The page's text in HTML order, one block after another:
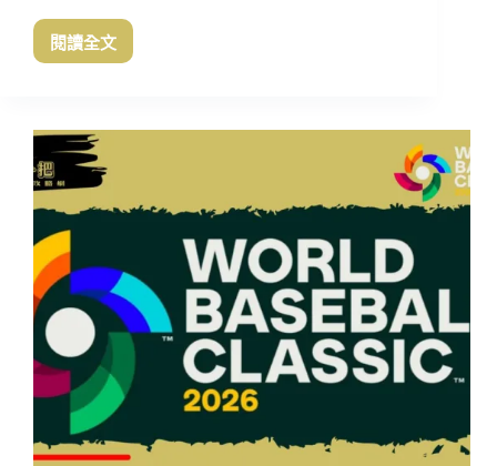
閱讀全文
運
典
賽
下
注
下？
新
手
必
看
懶
人
包